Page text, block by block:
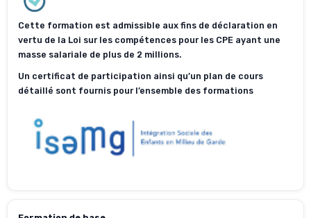
Cette formation est admissible aux fins de déclaration en
vertu de la Loi sur les compétences pour les CPE ayant une
masse salariale de plus de 2 millions.
Un certificat de participation ainsi qu’un plan de cours
détaillé sont fournis pour l’ensemble des formations